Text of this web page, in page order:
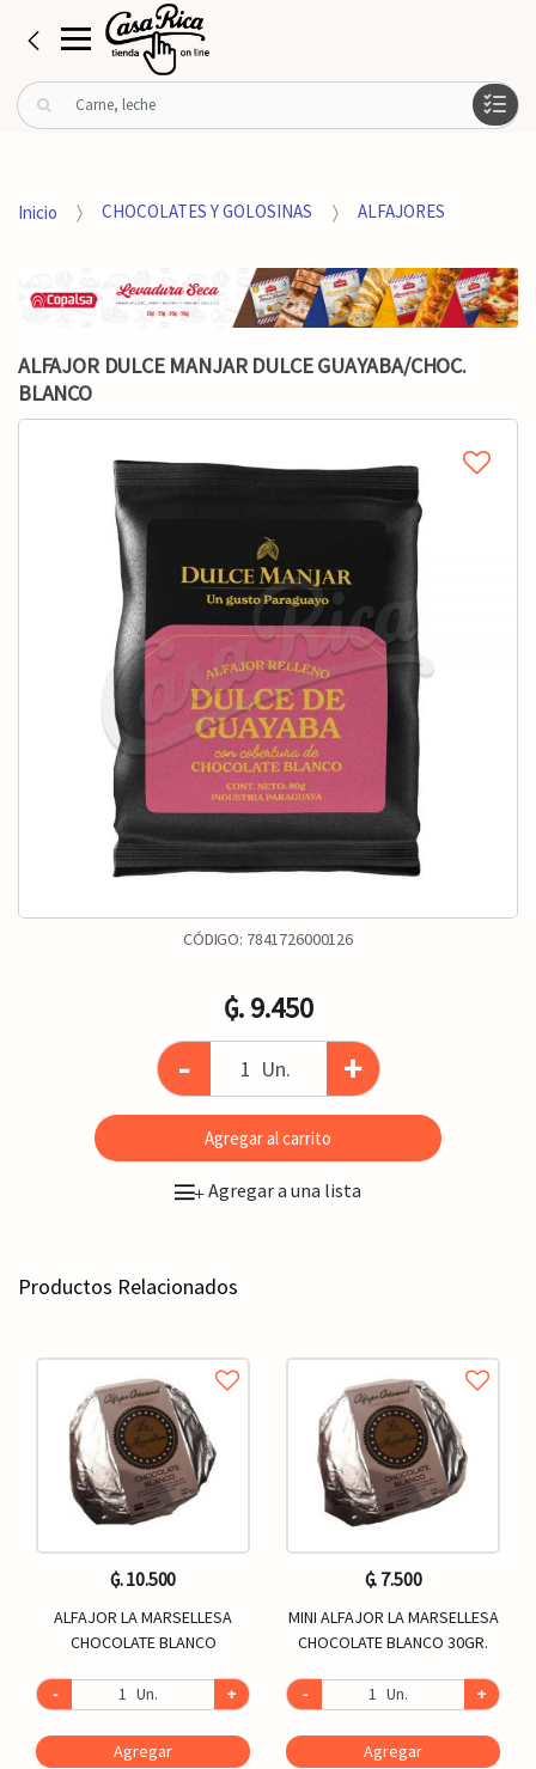
B
u
rInicio CHOCOLATES Y GOLOSINAS ALFAJORES
ALFAJOR DULCE MANJAR DULCE GUAYABA/CHOC.
BLANCO
CÓDIGO: 7841726000126
₲. 9.450
- Un. +
Agregar al carrito
+Agregar a una lista
Productos Relacionados
₲. 10.500
ALFAJOR LA MARSELLESA
CHOCOLATE BLANCO
- Un. +
Agregar
₲. 7.500
MINI ALFAJOR LA MARSELLESA
CHOCOLATE BLANCO 30GR.
- Un. +
Agregar